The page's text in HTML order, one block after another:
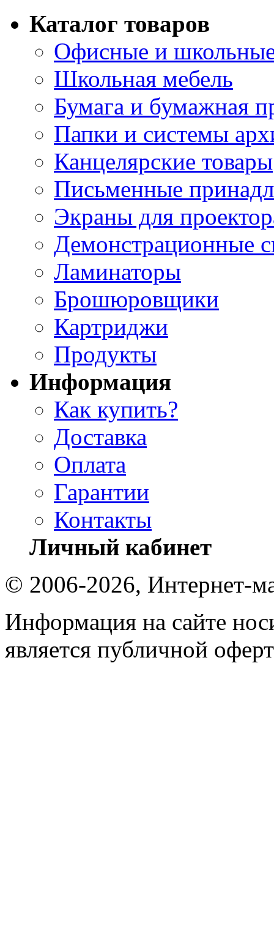
Каталог товаров
Офисные и
Школьная мебель
Бумага и бумажная
Папки и системы
Канцелярские товары
Письменные
Экраны для
Демонстрационные
Ламинаторы
Брошюровщики
Картриджи
Продукты
Информация
Как купить?
Доставка
Оплата
Гарантии
Контакты
Личный кабинет
© 2006-2026, Интернет-
Информация на сайте
является публичной